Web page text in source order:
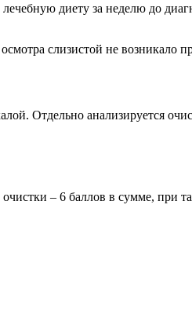
диету за неделю до
слизистой не возникало
Отдельно анализируется
– 6 баллов в сумме, при